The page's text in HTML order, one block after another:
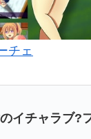
チェ
イチャラブ?